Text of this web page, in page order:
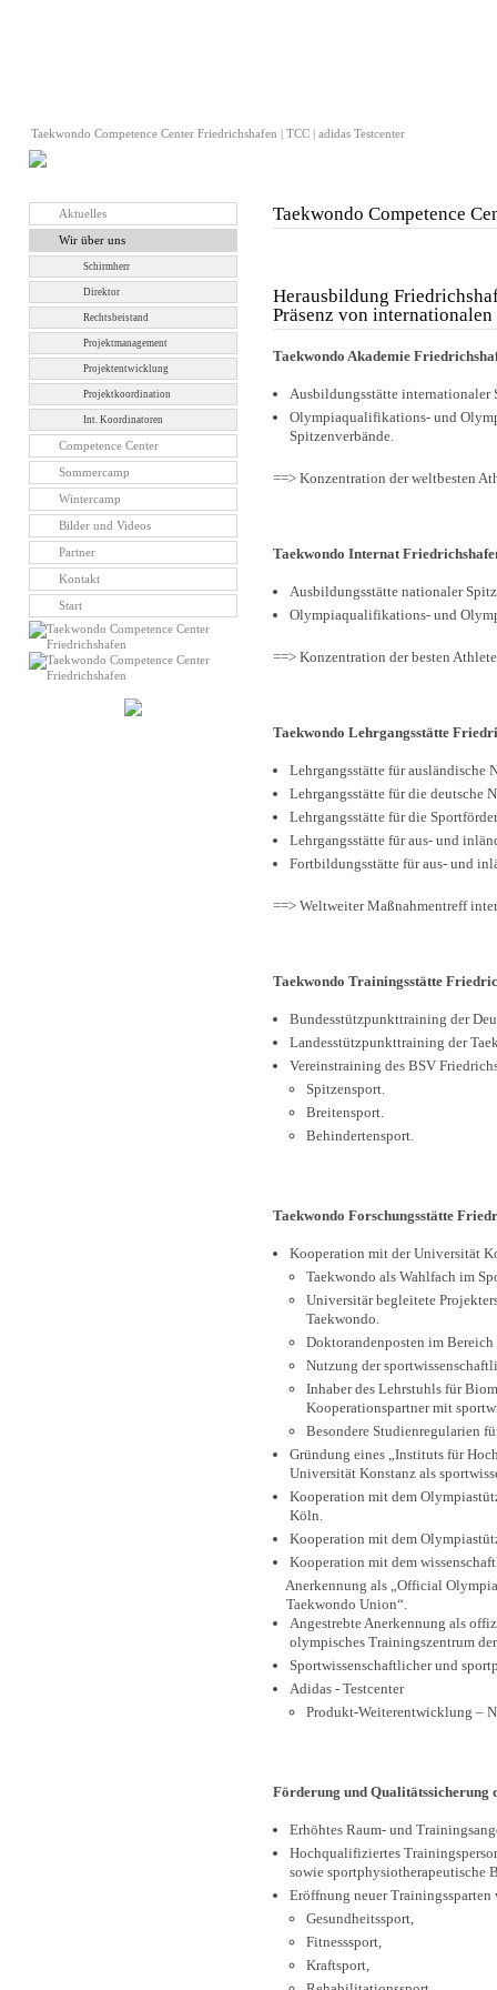
Taekwondo Competence Center Friedrichshafen | TCC | adidas Testcenter
Aktuelles
Wir über uns
Schirmherr
Direktor
Rechtsbeistand
Projektmanagement
Projektentwicklung
Projektkoordination
Int. Koordinatoren
Competence Center
Sommercamp
Wintercamp
Bilder und Videos
Partner
Kontakt
Start
Taekwondo Competence
Herausbildung
Präsenz von
Taekwondo Akademie
Ausbildungsstätte internationaler
Olympiaqualifikations- und
Spitzenverbände.
==> Konzentration der weltbesten
Taekwondo Internat
Ausbildungsstätte nationaler
Olympiaqualifikations- und
==> Konzentration der besten
Taekwondo Lehrgangsstätte
Lehrgangsstätte für ausländische
Lehrgangsstätte für die deutsche
Lehrgangsstätte für die
Lehrgangsstätte für aus- und
Fortbildungsstätte für aus- und
==> Weltweiter Maßnahmentreff
Taekwondo Trainingsstätte
Bundesstützpunkttraining der
Landesstützpunkttraining der
Vereinstraining des BSV
Spitzensport.
Breitensport.
Behindertensport.
Taekwondo Forschungsstätte
Kooperation mit der Universität
Taekwondo als Wahlfach im
Universitär begleitete
Taekwondo.
Doktorandenposten im
Nutzung der
Inhaber des Lehrstuhls für
Kooperationspartner mit
Besondere Studienregularien
Gründung eines „Instituts für
Universität Konstanz als
Kooperation mit dem
Köln.
Kooperation mit dem
Kooperation mit dem
Anerkennung als „Official
Taekwondo Union“.
Angestrebte Anerkennung als
olympisches Trainingszentrum
Sportwissenschaftlicher und
Adidas - Testcenter
Produkt-Weiterentwicklung –
Förderung und Qualitätssicherung
Erhöhtes Raum- und
Hochqualifiziertes
sowie sportphysiotherapeutische
Eröffnung neuer Trainingssparten
Gesundheitssport,
Fitnesssport,
Kraftsport,